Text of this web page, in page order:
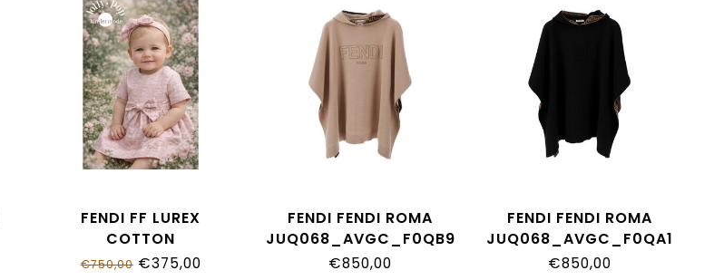
FENDI FF LUREX
COTTON
BFB589_AVW6_F0ZKY
€750,00€375,00
FENDI FENDI ROMA
JUQ068_AVGC_F0QB9
€850,00
FENDI FENDI ROMA
JUQ068_AVGC_F0QA1
€850,00